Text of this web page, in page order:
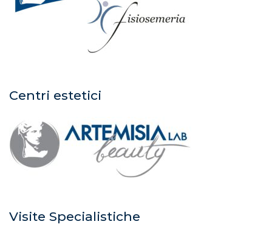
Centri estetici
Visite Specialistiche